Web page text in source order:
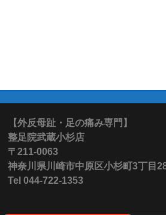
【外反母趾・足の痛み専門】
整足院武蔵小杉店
〒211-0063
神奈川県川崎市中原区小杉町3丁目
Tel 044-722-1353